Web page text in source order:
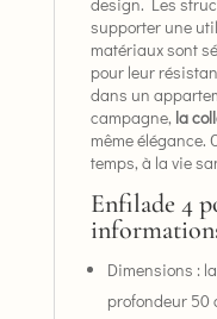
supporter une
matériaux sont
pour leur
dans un
campagne, la
même élégance.
temps, à la vie
Enfilade 4
Dimensions :
profondeur 50